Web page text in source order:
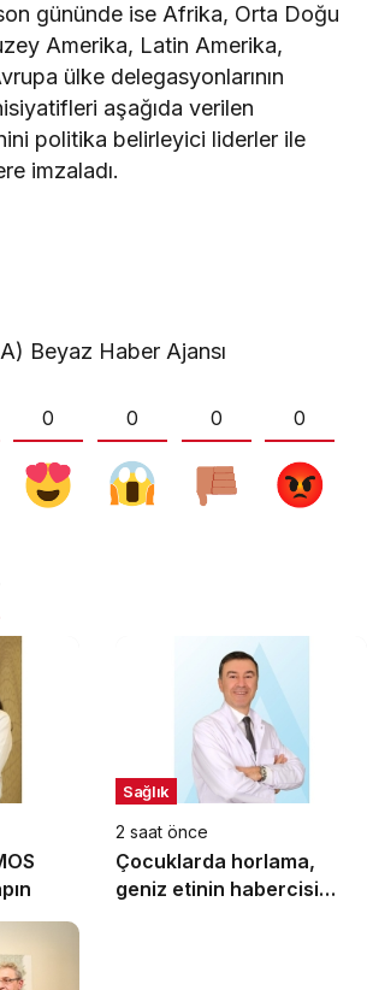
gününde ise Afrika, Orta Doğu
Amerika, Latin Amerika,
ülke delegasyonlarının
aşağıda verilen
politika belirleyici liderler ile
imzaladı.
Beyaz Haber Ajansı
0 0 0 0
Sağlık
2 saat önce
Çocuklarda horlama,
geniz etinin habercisi